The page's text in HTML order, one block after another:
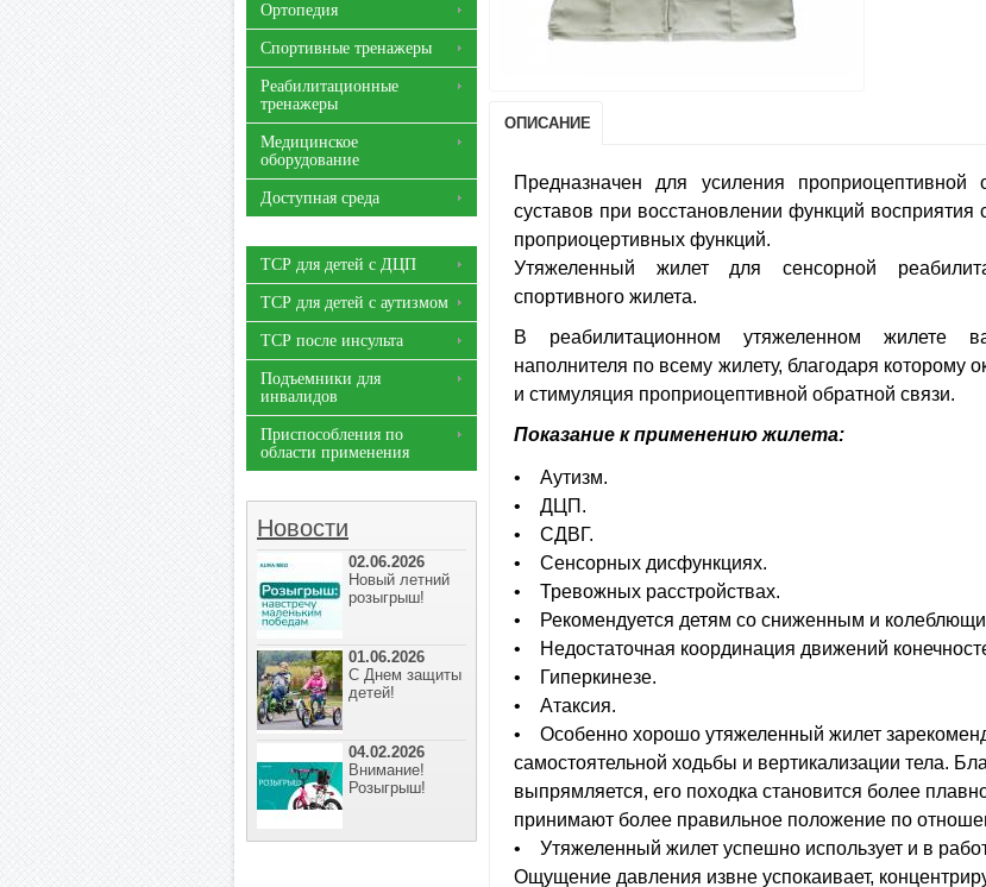
Ортопедия
Спортивные тренажеры
Реабилитационные
тренажеры
Медицинское
оборудование
Доступная среда
ТСР для детей с ДЦП
ТСР для детей с аутизмом
ТСР после инсульта
Подъемники для
инвалидов
Приспособления по
области применения
Новости
02.06.2026
Новый летний
розыгрыш!
01.06.2026
С Днем защиты
детей!
04.02.2026
Внимание!
Розыгрыш!
ОПИСАНИЕ
Предназначен для усиления
суставов при восстановлении функций восприятия
проприоцертивных функций.
Утяжеленный жилет для сенсорной
спортивного жилета.
В реабилитационном утяжеленном жилете
наполнителя по всему жилету, благодаря которому
и стимуляция проприоцептивной обратной связи.
Показание к применению жилета:
• Аутизм.
• ДЦП.
• СДВГ.
• Сенсорных дисфункциях.
• Тревожных расстройствах.
• Рекомендуется детям со сниженным и
• Недостаточная координация движений
• Гиперкинезе.
• Атаксия.
• Особенно хорошо утяжеленный жилет
самостоятельной ходьбы и вертикализации тела.
выпрямляется, его походка становится более
принимают более правильное положение по
• Утяжеленный жилет успешно использует и в
Ощущение давления извне успокаивает,